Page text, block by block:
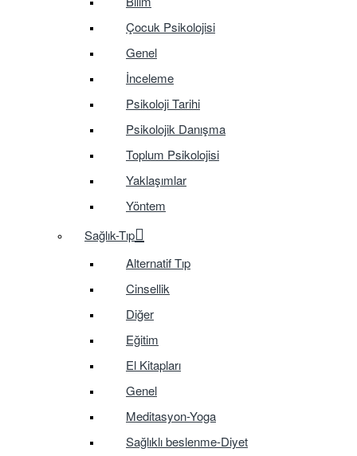
Çocuk Psikolojisi
Genel
İnceleme
Psikoloji Tarihi
Psikolojik Danışma
Toplum Psikolojisi
Yaklaşımlar
Yöntem
Sağlık-Tıp
Alternatif Tıp
Cinsellik
Diğer
Eğitim
El Kitapları
Genel
Meditasyon-Yoga
Sağlıklı beslenme-Diyet